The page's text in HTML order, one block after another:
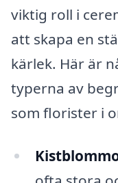
viktig roll i
att skapa en
kärlek. Här är
typerna av
som florister i